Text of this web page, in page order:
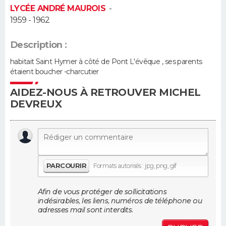
Alimentation
Guide de la santé
Maladies
Médicaments
Sommeil
VOYAGE
Destinations
City break
Voyage nature
Voyage de noces
Forum
Climat
+
PHOTO
GUIDES D'ACHAT
BONS PLANS
Carte de Noël
Carte Bonne année
Carte Saint-Valentin
Carte Pâques
Carte d'anniversaire
DICTIONNAIRE
Dictionnaire
PROGRAMME TV
COPAINS D'AVANT
Se connecter
Entreprises
Service militaire
Avis de recherche
AVIS DE DÉCÈS
LYCÉE ANDRÉ MAUROIS -
1959 - 1962
Description :
habitait Saint Hymer à côté de Pont L'évêque , ses parents
étaient boucher -charcutier
AIDEZ-NOUS À RETROUVER MICHEL
DEVREUX
PARCOURIR Formats autorisés : jpg, png, gif
Afin de vous protéger de sollicitations
indésirables, les liens, numéros de téléphone ou
adresses mail sont interdits.